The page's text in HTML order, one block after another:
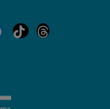
cesa: 300
solo la